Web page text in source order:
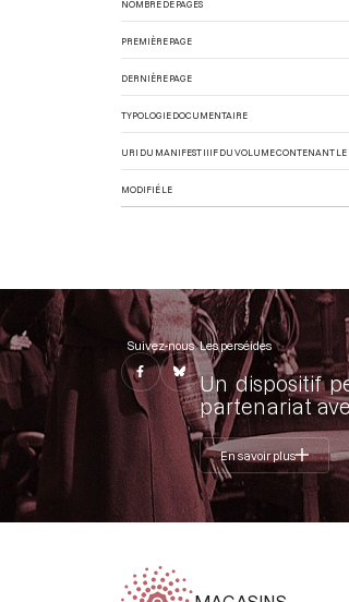
NOMBRE DE PAGES
PREMIÈRE PAGE
DERNIÈRE PAGE
TYPOLOGIE DOCUMENTAIRE
URI DU MANIFEST IIIF DU VOLUME CONTENANT
MODIFIÉ LE
Suivez-nous Les perséides
Un dispositif
partenariat
En savoir plus